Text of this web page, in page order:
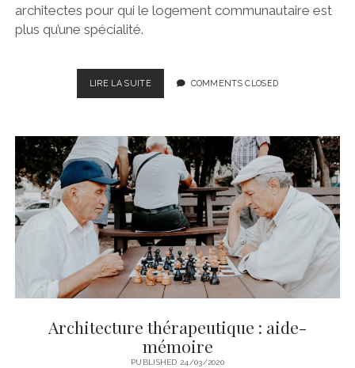
architectes pour qui le logement communautaire est
plus qu’une spécialité.
LIRE LA SUITELOGEMENT
COMMUNAUTAIRE
HISTOIRE
D’ENGAGEMENT
COMMENTS CLOSED
Architecture thérapeutique : aide-
mémoire
PUBLISHED 24/03/2020